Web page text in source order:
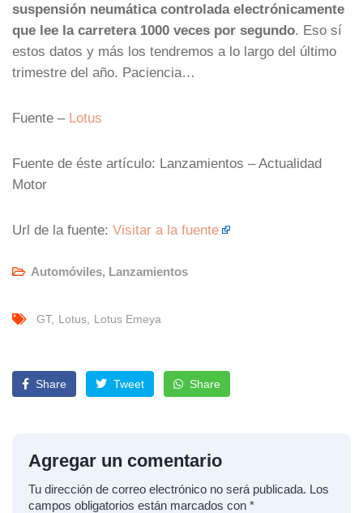
suspensión neumática controlada electrónicamente
que lee la carretera 1000 veces por segundo. Eso sí
estos datos y más los tendremos a lo largo del último
trimestre del año. Paciencia…
Fuente – Lotus
Fuente de éste artículo: Lanzamientos – Actualidad
Motor
Url de la fuente: Visitar a la fuente
Automóviles, Lanzamientos
GT Lotus Lotus Emeya
Share Tweet Share
Agregar un comentario
Tu dirección de correo electrónico no será publicada. Los
campos obligatorios están marcados con *